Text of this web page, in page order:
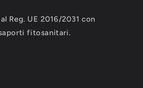
Reg. UE 2016/2031 con
fitosanitari.